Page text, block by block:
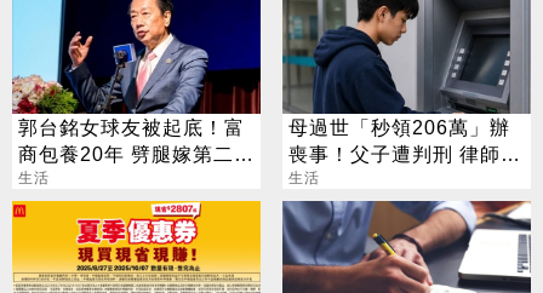
郭台銘女球友被起底！富
商包養20年 劈腿嫁第二任
老公
生活
母過世「秒領206萬」辦
喪事！父子遭判刑 律師：
搶錢先下手是罪
生活